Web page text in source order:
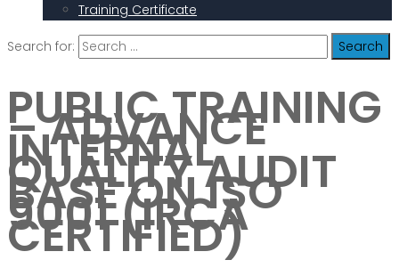
Training Certificate
Search for:
PUBLIC TRAINING
– ADVANCE
INTERNAL
QUALITY AUDIT
BASE ON ISO
9001 (IRCA
CERTIFIED)